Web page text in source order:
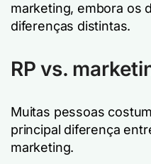
marketing, embora os
diferenças distintas.
RP vs.
Muitas pessoas
principal diferença
marketing.